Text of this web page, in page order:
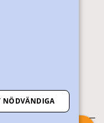
NÖDVÄNDIGA